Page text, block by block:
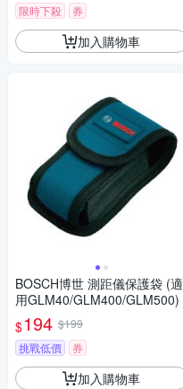
限時下殺 券
加入購物車
BOSCH博世 測距儀保護袋 (適
用GLM40/GLM400/GLM500)
$194 $199
挑戰低價
券
加入購物車